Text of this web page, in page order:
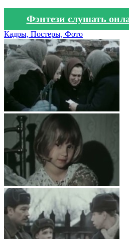
Фэнтези слушать
Кадры, Постеры, Фото